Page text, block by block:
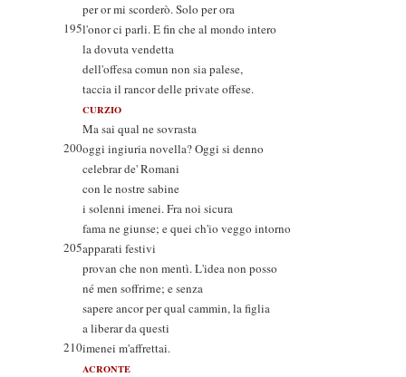
per or mi scorderò. Solo per ora
195l'onor ci parli. E fin che al mondo intero
la dovuta vendetta
dell'offesa comun non sia palese,
taccia il rancor delle private offese.
CURZIO
Ma sai qual ne sovrasta
200oggi ingiuria novella? Oggi si denno
celebrar de' Romani
con le nostre sabine
i solenni imenei. Fra noi sicura
fama ne giunse; e quei ch'io veggo intorno
205apparati festivi
provan che non mentì. L'idea non posso
né men soffrirne; e senza
sapere ancor per qual cammin, la figlia
a liberar da questi
210imenei m'affrettai.
ACRONTE